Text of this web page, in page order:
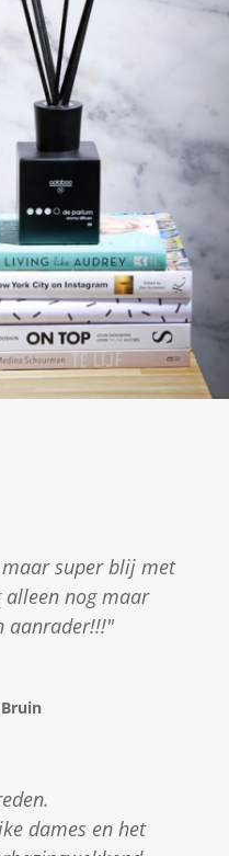
maar super blij met
nog maar
aanrader!!!"
dames en het